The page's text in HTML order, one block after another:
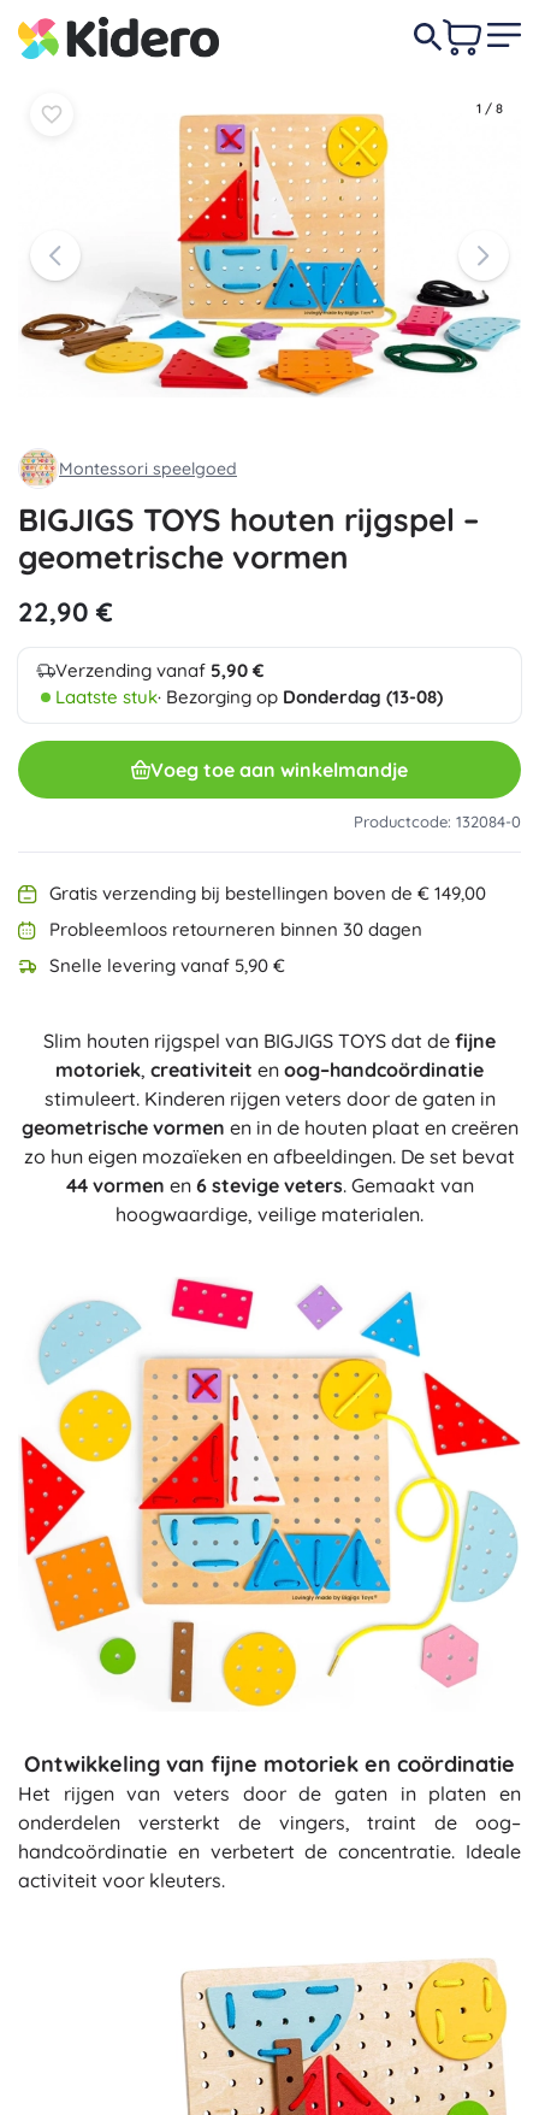
1 / 8
Montessori speelgoed
BIGJIGS TOYS houten rijgspel –
geometrische vormen
22,90 €
Verzending vanaf 5,90 €
Laatste stuk· Bezorging op Donderdag (13-08)
Voeg toe aan winkelmandje
Productcode: 132084-0
Gratis verzending bij bestellingen boven de € 149,00
Probleemloos retourneren binnen 30 dagen
Snelle levering vanaf 5,90 €
Slim houten rijgspel van BIGJIGS TOYS dat de fijne
motoriek, creativiteit en oog–handcoördinatie
stimuleert. Kinderen rijgen veters door de gaten in
geometrische vormen en in de houten plaat en creëren
zo hun eigen mozaïeken en afbeeldingen. De set bevat
44 vormen en 6 stevige veters. Gemaakt van
hoogwaardige, veilige materialen.
Ontwikkeling van fijne motoriek en coördinatie
Het rijgen van veters door de gaten in platen en
onderdelen versterkt de vingers, traint de oog–
handcoördinatie en verbetert de concentratie. Ideale
activiteit voor kleuters.
22,90 €
In